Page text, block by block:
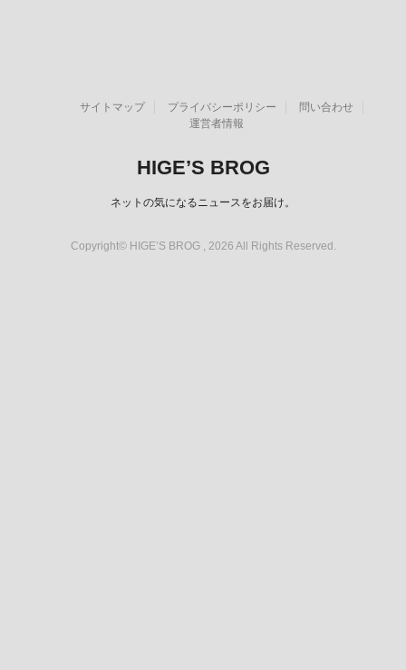
サイトマップ プライバシーポリシー
問い合わせ
運営者情報
HIGE’S BROG
ネットの気になるニュースをお届け。
Copyright© HIGE’S BROG , 2026 All Rights Reserved.